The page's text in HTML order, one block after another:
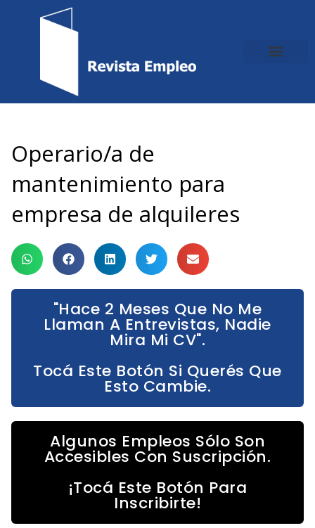
Operario/a de
mantenimiento para
empresa de alquileres
"Hace 2 Meses Que No Me
Llaman A Entrevistas, Nadie
Mira Mi CV".
Tocá Este Botón Si Querés Que
Esto Cambie.
Algunos Empleos Sólo Son
Accesibles Con Suscripción.
¡Tocá Este Botón Para
Inscribirte!